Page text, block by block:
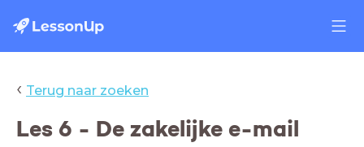
‹ Terug naar zoeken
Les 6 - De zakelijke e-mail